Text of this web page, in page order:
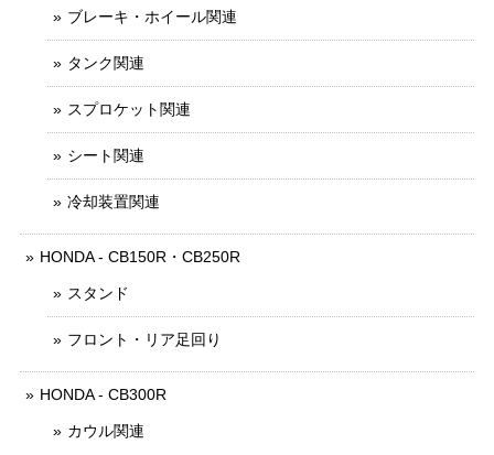
ブレーキ・ホイール関連
タンク関連
スプロケット関連
シート関連
冷却装置関連
HONDA - CB150R・CB250R
スタンド
フロント・リア足回り
HONDA - CB300R
カウル関連